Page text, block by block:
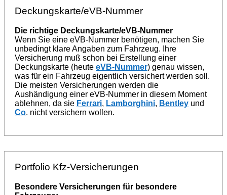
Deckungskarte/eVB-Nummer
Die richtige Deckungskarte/eVB-Nummer
Wenn Sie eine eVB-Nummer benötigen, machen Sie
unbedingt klare Angaben zum Fahrzeug. Ihre
Versicherung muß schon bei Erstellung einer
Deckungskarte (heute eVB-Nummer) genau wissen,
was für ein Fahrzeug eigentlich versichert werden soll.
Die meisten Versicherungen werden die
Aushändigung einer eVB-Nummer in diesem Moment
ablehnen, da sie Ferrari, Lamborghini, Bentley und
Co. nicht versichern wollen.
Portfolio Kfz-Versicherungen
Besondere Versicherungen für besondere